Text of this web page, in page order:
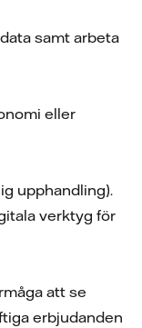
samt arbeta
eller
upphandling).
verktyg för
att se
erbjudanden